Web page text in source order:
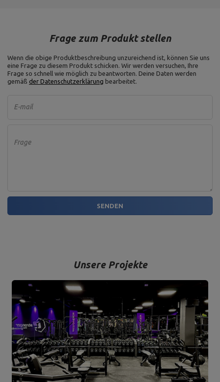
Frage zum Produkt stellen
Wenn die obige Produktbeschreibung unzureichend ist, können Sie uns
eine Frage zu diesem Produkt schicken. Wir werden versuchen, Ihre
Frage so schnell wie möglich zu beantworten. Deine Daten werden
gemäß der Datenschutzerklärung bearbeitet.
E-mail
Frage
SENDEN
Unsere Projekte